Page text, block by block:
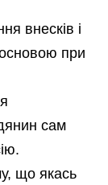
внесків і
при
сам
що якась